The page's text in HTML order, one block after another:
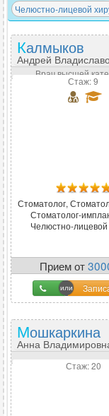
Челюстно-лицевой
Калмыков
Андрей
Врач высшей
Стаж: 9
Стоматолог,
Стоматолог-
Челюстно-лицевой
Прием от
Мошкаркина
Анна
Стаж: 20